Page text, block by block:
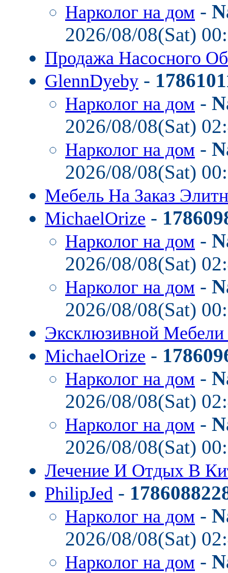
Нарколог на дом -
2026/08/08(Sat)
Продажа Насосного
GlennDyeby -
Нарколог на дом -
2026/08/08(Sat)
Нарколог на дом -
2026/08/08(Sat)
Мебель На Заказ
MichaelOrize -
Нарколог на дом -
2026/08/08(Sat)
Нарколог на дом -
2026/08/08(Sat)
Эксклюзивной Мебели
MichaelOrize -
Нарколог на дом -
2026/08/08(Sat)
Нарколог на дом -
2026/08/08(Sat)
Лечение И Отдых В
PhilipJed -
Нарколог на дом -
2026/08/08(Sat)
Нарколог на дом -